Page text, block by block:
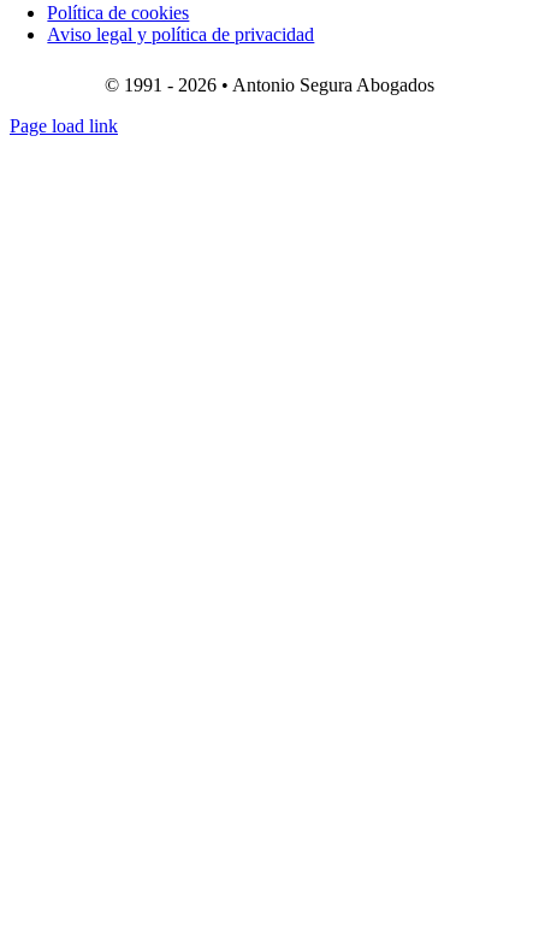
Política de cookies
Aviso legal y política de privacidad
© 1991 - 2026 • Antonio Segura Abogados
Page load link